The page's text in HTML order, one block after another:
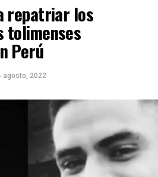
repatriar los
tolimenses
Perú
agosto, 2022